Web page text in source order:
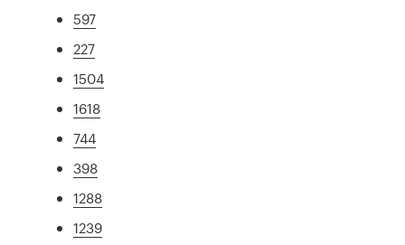
597
227
1504
1618
744
398
1288
1239